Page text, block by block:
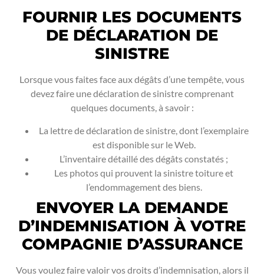
FOURNIR LES DOCUMENTS
DE DÉCLARATION DE
SINISTRE
Lorsque vous faites face aux dégâts d’une tempête, vous
devez faire une déclaration de sinistre comprenant
quelques documents, à savoir :
La lettre de déclaration de sinistre, dont l’exemplaire
est disponible sur le Web.
L’inventaire détaillé des dégâts constatés ;
Les photos qui prouvent la sinistre toiture et
l’endommagement des biens.
ENVOYER LA DEMANDE
D’INDEMNISATION À VOTRE
COMPAGNIE D’ASSURANCE
Vous voulez faire valoir vos droits d’indemnisation, alors il